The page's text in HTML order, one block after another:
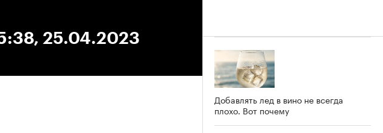
25.04.2023
Добавлять лед в вино не всегда
плохо. Вот почему